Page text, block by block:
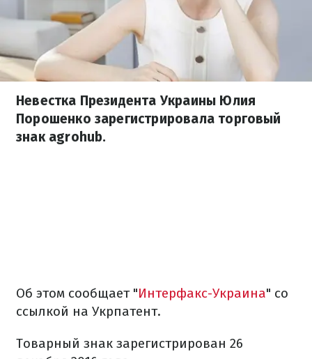
Невестка Президента Украины Юлия
Порошенко зарегистрировала торговый
знак agrohub.
Об этом сообщает "Интерфакс-Украина" со
ссылкой на Укрпатент.
Товарный знак зарегистрирован 26